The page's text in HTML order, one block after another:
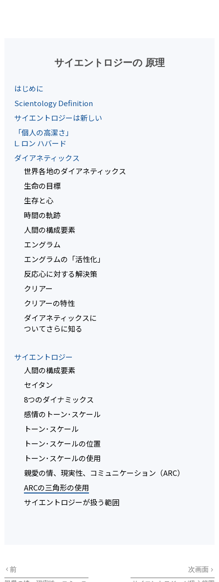
サイエントロジーの 原理
はじめに
Scientology Definition
サイエントロジーは新しい
「個人の高潔さ」
L. ロン ハバード
ダイアネティックス
世界各地のダイアネティックス
生命の目標
生存と心
時間の軌跡
人間の構成要素
エングラム
エングラムの「活性化」
反応心に対する解決策
クリアー
クリアーの特性
ダイアネティックスに
ついてさらに知る
サイエントロジー
人間の構成要素
セイタン
8つのダイナミックス
感情のトーン･スケール
トーン･スケール
トーン･スケールの位置
トーン･スケールの使用
親愛の情、現実性、コミュニケーション（ARC）
ARCの三角形の使用
サイエントロジーが扱う範囲
前 次画面